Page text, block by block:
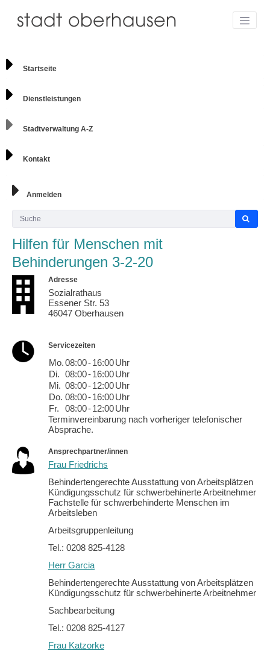
Startseite
Dienstleistungen
Stadtverwaltung A-Z
Kontakt
Anmelden
Hilfen für Menschen mit
Behinderungen 3-2-20
Adresse
Sozialrathaus
Essener Str. 53
46047 Oberhausen
Servicezeiten
Mo.08:00-16:00Uhr
Di. 08:00-16:00Uhr
Mi. 08:00-12:00Uhr
Do. 08:00-16:00Uhr
Fr.
08:00-12:00Uhr
Terminvereinbarung nach vorheriger telefonischer
Absprache.
Ansprechpartner/innen
Frau Friedrichs
Behindertengerechte Ausstattung von Arbeitsplätzen
Kündigungsschutz für schwerbehinerte Arbeitnehmer
Fachstelle für schwerbehinderte Menschen im
Arbeitsleben
Arbeitsgruppenleitung
Tel.: 0208 825-4128
Herr Garcia
Behindertengerechte Ausstattung von Arbeitsplätzen
Kündigungsschutz für schwerbehinerte Arbeitnehmer
Sachbearbeitung
Tel.: 0208 825-4127
Frau Katzorke